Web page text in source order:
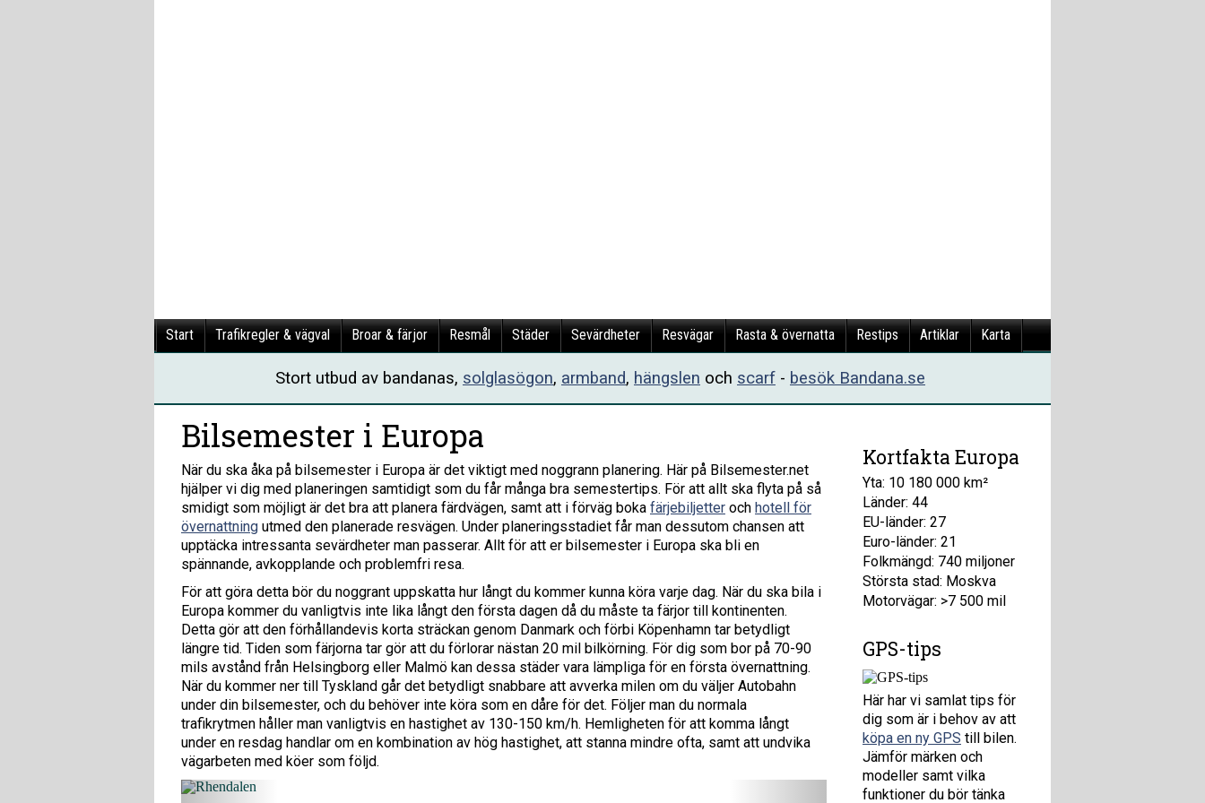
Start Trafikregler & vägval Broar & färjor Resmål Städer Sevärdheter Resvägar Rasta & övernatta Restips Artiklar Karta
Stort utbud av bandanas, solglasögon, armband, hängslen och scarf - besök Bandana.se
Bilsemester i Europa
När du ska åka på bilsemester i Europa är det viktigt med noggrann planering. Här på Bilsemester.net
hjälper vi dig med planeringen samtidigt som du får många bra semestertips. För att allt ska flyta på så
smidigt som möjligt är det bra att planera färdvägen, samt att i förväg boka färjebiljetter och hotell för
övernattning utmed den planerade resvägen. Under planeringsstadiet får man dessutom chansen att
upptäcka intressanta sevärdheter man passerar. Allt för att er bilsemester i Europa ska bli en
spännande, avkopplande och problemfri resa.
För att göra detta bör du noggrant uppskatta hur långt du kommer kunna köra varje dag. När du ska bila i
Europa kommer du vanligtvis inte lika långt den första dagen då du måste ta färjor till kontinenten.
Detta gör att den förhållandevis korta sträckan genom Danmark och förbi Köpenhamn tar betydligt
längre tid. Tiden som färjorna tar gör att du förlorar nästan 20 mil bilkörning. För dig som bor på 70-90
mils avstånd från Helsingborg eller Malmö kan dessa städer vara lämpliga för en första övernattning.
När du kommer ner till Tyskland går det betydligt snabbare att avverka milen om du väljer Autobahn
under din bilsemester, och du behöver inte köra som en dåre för det. Följer man du normala
trafikrytmen håller man vanligtvis en hastighet av 130-150 km/h. Hemligheten för att komma långt
under en resdag handlar om en kombination av hög hastighet, att stanna mindre ofta, samt att undvika
vägarbeten med köer som följd.
Rhendalen
Det är inte för inte att man kallar Rhendalen för
romantiska Rhen. Upptäcka ett 40-tal slott och pittoreska
städer.
Kortfakta Europa
Yta: 10 180 000 km²
Länder: 44
EU-länder: 27
Euro-länder: 21
Folkmängd: 740 miljoner
Största stad: Moskva
Motorvägar: >7 500 mil
GPS-tips
Här har vi samlat tips för
dig som är i behov av att
köpa en ny GPS till bilen.
Jämför märken och
modeller samt vilka
funktioner du bör tänka